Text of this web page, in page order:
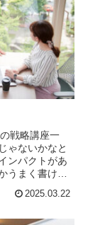
戦略講座一
ゃないかなと
ンパクトがあ
うまく書ける
は秀逸...
2025.03.22